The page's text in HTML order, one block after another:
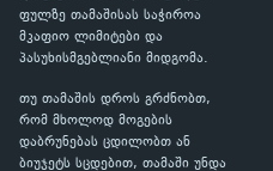
ფულზე თამაშისას საჭიროა
მკაფიო ლიმიტები და
პასუხისმგებლიანი მიდგომა.
თუ თამაშის დროს გრძნობთ,
რომ მხოლოდ მოგების
დაბრუნებას ცდილობთ ან
ბიუჯეტს სცდებით, თამაში უნდა